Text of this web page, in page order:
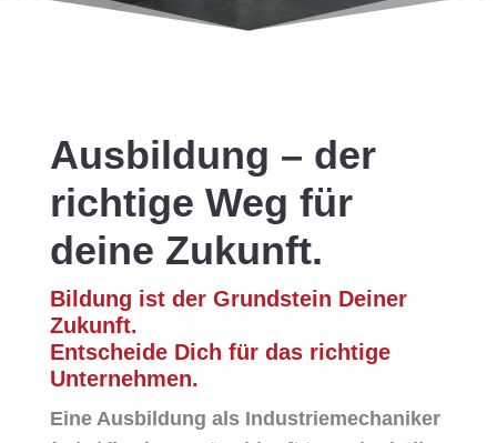
Ausbildung – der
richtige Weg für
deine Zukunft.
Bildung ist der Grundstein Deiner
Zukunft.
Entscheide Dich für das richtige
Unternehmen.
Eine Ausbildung als Industriemechaniker